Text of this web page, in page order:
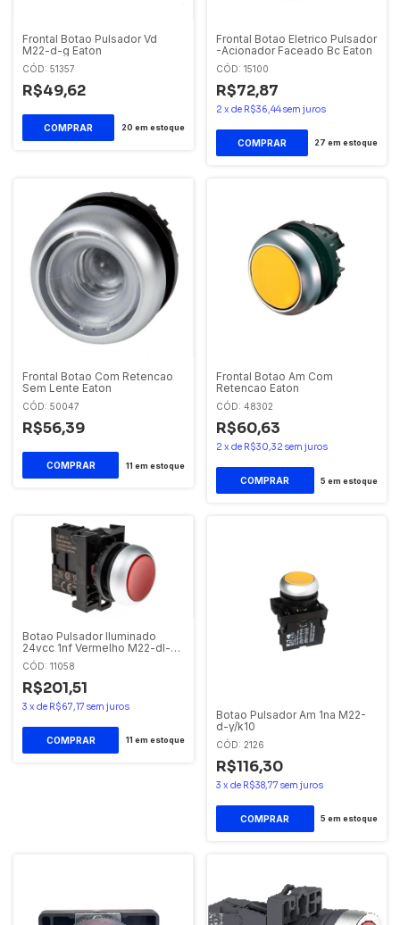
Frontal Botao Pulsador Vd
M22-d-g Eaton
CÓD: 51357
R$49,62
20 em estoque
Frontal Botao Eletrico Pulsador
-Acionador Faceado Bc Eaton
CÓD: 15100
R$72,87
2 x de R$36,44sem juros
27 em estoque
Frontal Botao Com Retencao
Sem Lente Eaton
CÓD: 50047
R$56,39
11 em estoque
Frontal Botao Am Com
Retencao Eaton
CÓD: 48302
R$60,63
2 x de R$30,32 sem juros
5 em estoque
Botao Pulsador Iluminado
24vcc 1nf Vermelho M22-dl-
r/k01/24 Eaton
CÓD: 11058
R$201,51
3 x de R$67,17 sem juros
11 em estoque
Botao Pulsador Am 1na M22-
d-y/k10
CÓD: 2126
R$116,30
3 x de R$38,77 sem juros
5 em estoque